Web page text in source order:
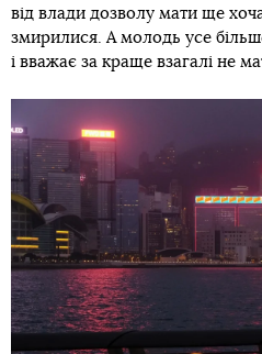
від влади дозволу мати ще
змирилися. А молодь усе
і вважає за краще взагалі не